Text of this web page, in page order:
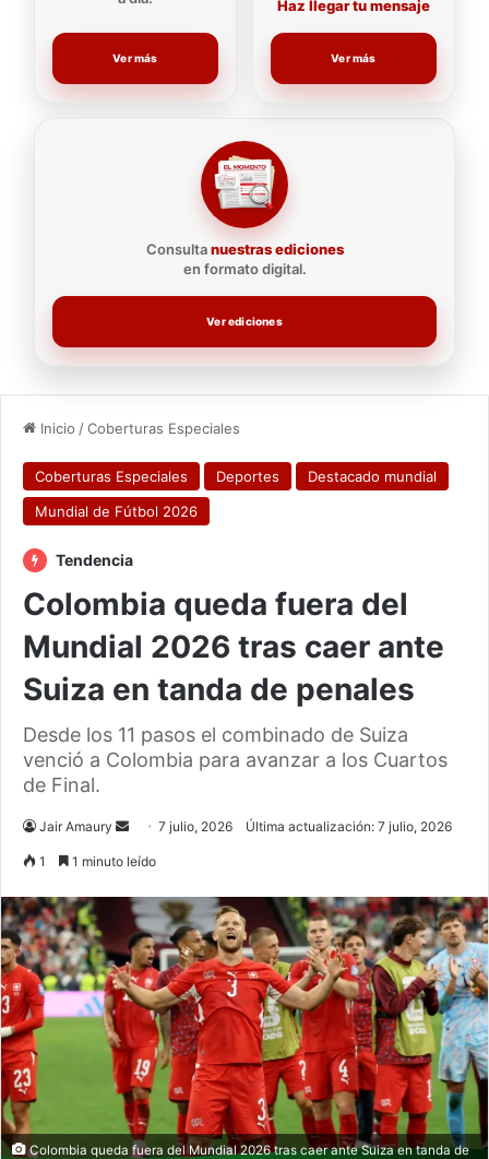
Ver más
Consultanuestras ediciones
en formato digital.
Ver ediciones
Haz llegar tu mensaje
Ver más
Inicio /Coberturas Especiales
Coberturas Especiales Deportes
Destacado mundial
Mundial de Fútbol 2026
Tendencia
Colombia queda fuera del
Mundial 2026 tras caer ante
Suiza en tanda de penales
Desde los 11 pasos el combinado de Suiza
venció a Colombia para avanzar a los Cuartos
de Final.
Jair Amaury
Send
an
7 julio, 2026 Última actualización: 7 julio, 2026
1 1 minuto leído
Colombia queda fuera del Mundial 2026 tras caer ante Suiza en tanda de